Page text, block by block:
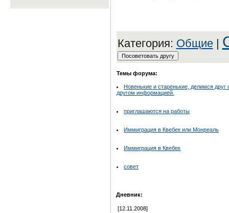
Категория: Общие|
Темы форума:
Новенькие и старенькие, делимся друг
другом информацией.
приглашаются на работы
Иммиграция в Квебек или Монреаль
Иммиграция в Квебек
совет
Дневник:
[12.11.2008]